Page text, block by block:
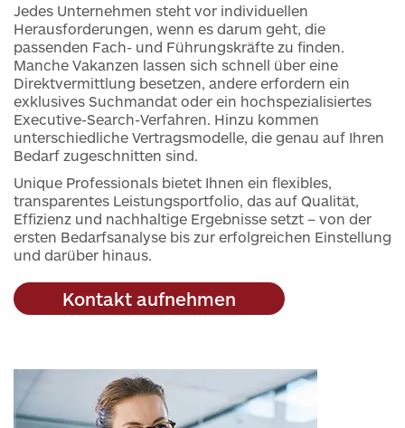
Jedes Unternehmen steht vor individuellen
Herausforderungen, wenn es darum geht, die
passenden Fach- und Führungskräfte zu finden.
Manche Vakanzen lassen sich schnell über eine
Direktvermittlung besetzen, andere erfordern ein
exklusives Suchmandat oder ein hochspezialisiertes
Executive-Search-Verfahren. Hinzu kommen
unterschiedliche Vertragsmodelle, die genau auf Ihren
Bedarf zugeschnitten sind.
Unique Professionals bietet Ihnen ein flexibles,
transparentes Leistungsportfolio, das auf Qualität,
Effizienz und nachhaltige Ergebnisse setzt – von der
ersten Bedarfsanalyse bis zur erfolgreichen Einstellung
und darüber hinaus.
Kontakt aufnehmen